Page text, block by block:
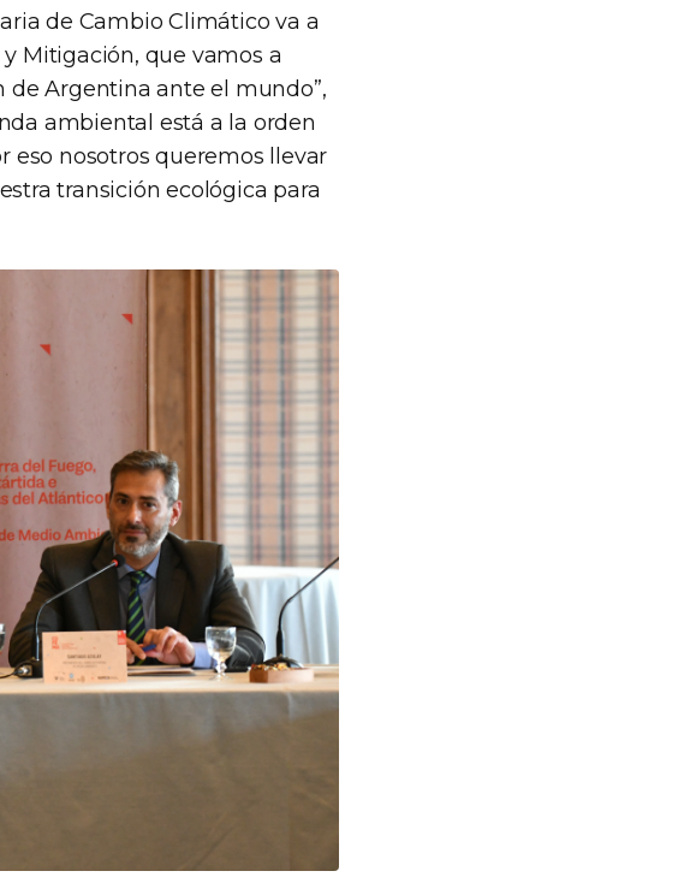
de Cambio Climático va a
Mitigación, que vamos a
de Argentina ante el mundo”,
ambiental está a la orden
eso nosotros queremos llevar
transición ecológica para